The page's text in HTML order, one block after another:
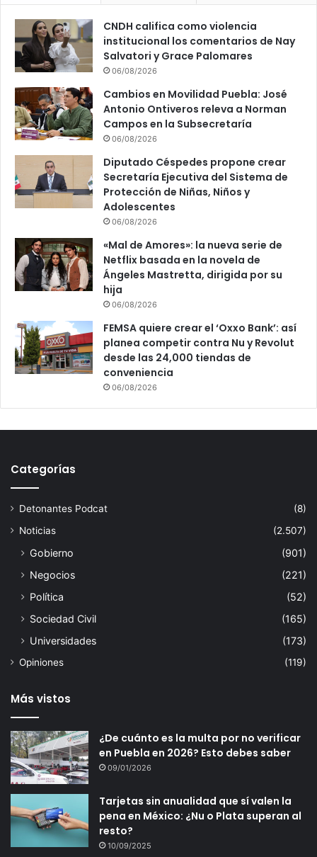
CNDH califica como violencia
institucional los comentarios de Nay
Salvatori y Grace Palomares
06/08/2026
Cambios en Movilidad Puebla: José
Antonio Ontiveros releva a Norman
Campos en la Subsecretaría
06/08/2026
Diputado Céspedes propone crear
Secretaría Ejecutiva del Sistema de
Protección de Niñas, Niños y
Adolescentes
06/08/2026
«Mal de Amores»: la nueva serie de
Netflix basada en la novela de
Ángeles Mastretta, dirigida por su
hija
06/08/2026
FEMSA quiere crear el ‘Oxxo Bank’: así
planea competir contra Nu y Revolut
desde las 24,000 tiendas de
conveniencia
06/08/2026
Categorías
Detonantes Podcat
(8)
Noticias
(2.507)
Gobierno
(901)
Negocios
(221)
Política
(52)
Sociedad Civil
(165)
Universidades
(173)
Opiniones (119)
Más vistos
¿De cuánto es la multa por no verificar
en Puebla en 2026? Esto debes saber
09/01/2026
Tarjetas sin anualidad que sí valen la
pena en México: ¿Nu o Plata superan al
resto?
10/09/2025